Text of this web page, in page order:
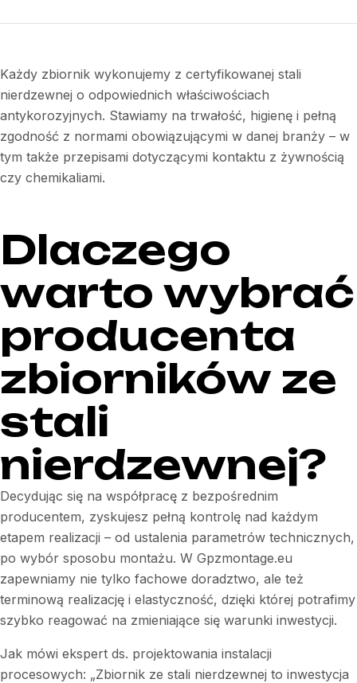
Każdy zbiornik wykonujemy z certyfikowanej stali
nierdzewnej o odpowiednich właściwościach
antykorozyjnych. Stawiamy na trwałość, higienę i pełną
zgodność z normami obowiązującymi w danej branży – w
tym także przepisami dotyczącymi kontaktu z żywnością
czy chemikaliami.
Dlaczego
warto wybrać
producenta
zbiorników ze
stali
nierdzewnej?
Decydując się na współpracę z bezpośrednim
producentem, zyskujesz pełną kontrolę nad każdym
etapem realizacji – od ustalenia parametrów technicznych,
po wybór sposobu montażu. W Gpzmontage.eu
zapewniamy nie tylko fachowe doradztwo, ale też
terminową realizację i elastyczność, dzięki której potrafimy
szybko reagować na zmieniające się warunki inwestycji.
Jak mówi ekspert ds. projektowania instalacji
procesowych: „Zbiornik ze stali nierdzewnej to inwestycja